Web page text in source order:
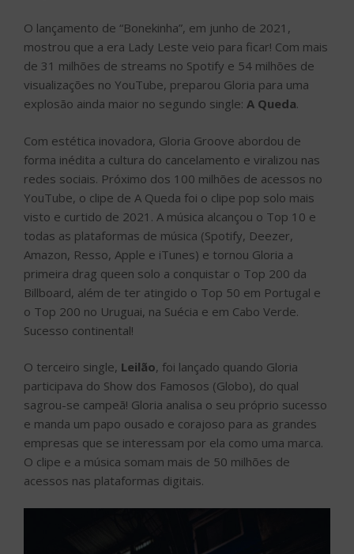
O lançamento de “Bonekinha”, em junho de 2021,
mostrou que a era Lady Leste veio para ficar! Com mais
de 31 milhões de streams no Spotify e 54 milhões de
visualizações no YouTube, preparou Gloria para uma
explosão ainda maior no segundo single: A Queda.
Com estética inovadora, Gloria Groove abordou de
forma inédita a cultura do cancelamento e viralizou nas
redes sociais. Próximo dos 100 milhões de acessos no
YouTube, o clipe de A Queda foi o clipe pop solo mais
visto e curtido de 2021. A música alcançou o Top 10 e
todas as plataformas de música (Spotify, Deezer,
Amazon, Resso, Apple e iTunes) e tornou Gloria a
primeira drag queen solo a conquistar o Top 200 da
Billboard, além de ter atingido o Top 50 em Portugal e
o Top 200 no Uruguai, na Suécia e em Cabo Verde.
Sucesso continental!
O terceiro single, Leilão, foi lançado quando Gloria
participava do Show dos Famosos (Globo), do qual
sagrou-se campeã! Gloria analisa o seu próprio sucesso
e manda um papo ousado e corajoso para as grandes
empresas que se interessam por ela como uma marca.
O clipe e a música somam mais de 50 milhões de
acessos nas plataformas digitais.